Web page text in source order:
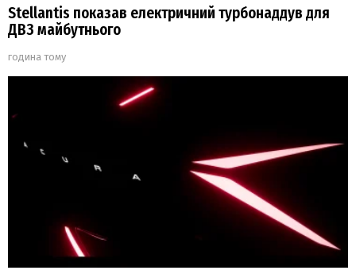
Stellantis показав електричний турбонаддув для
ДВЗ майбутнього
година тому